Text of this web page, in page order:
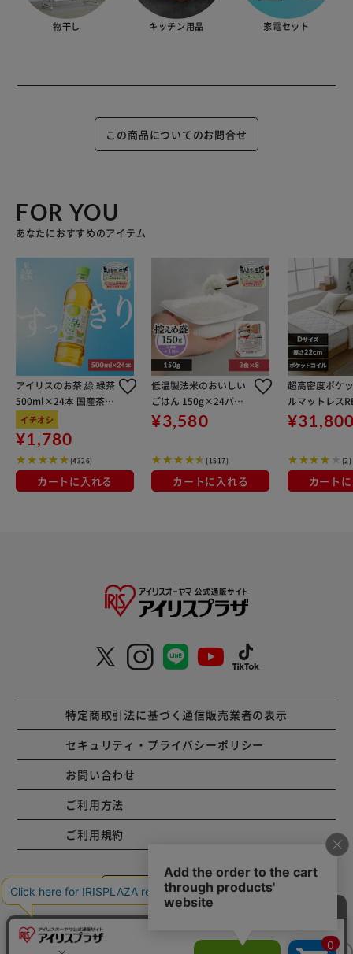
物干し キッチン用品 家電セット
この商品についてのお問合せ
FOR YOU
あなたにおすすめのアイテム
アイリスのお茶 綠 緑茶
500ml×24本 国産茶葉
100％使用
イチオシ
¥1,780
(4326)
カートに入れる
低温製法米のおいしい
ごはん 150g×24パッ
ク
¥3,580
(1517)
カートに入れる
超高密度ポケ
ルマットレス
D PC1104(R)
(2)
カート
特定商取引法に基づく通信販売業者の表示
セキュリティ・プライバシーポリシー
お問い合わせ
ご利用方法
ご利用規約
コーポレートサイト
Copyright © 2001 IRISPLAZA. ALL Rights Reserved.